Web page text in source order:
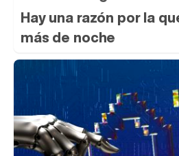
Hay una razón por la
más de noche